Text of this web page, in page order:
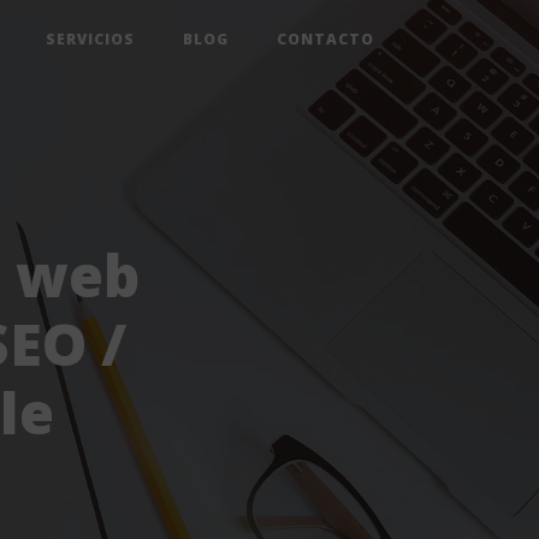
SERVICIOS BLOG CONTACTO
/